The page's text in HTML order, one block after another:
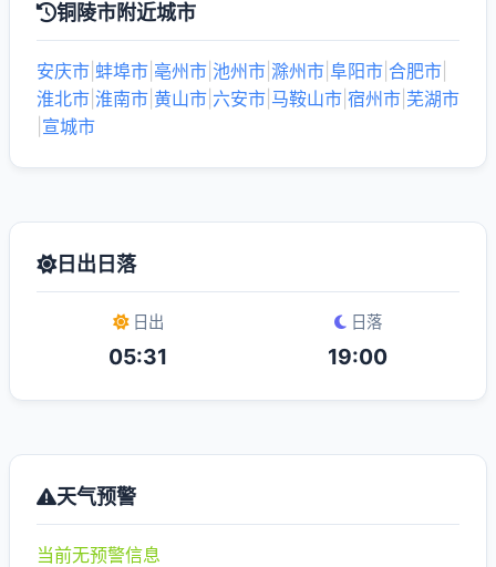
铜陵市附近城市
安庆市 蚌埠市 亳州市 池州市 滁州市 阜阳市 合肥市
淮北市 淮南市 黄山市 六安市 马鞍山市 宿州市 芜湖市
宣城市
日出日落
日出
05:31
日落
19:00
天气预警
当前无预警信息